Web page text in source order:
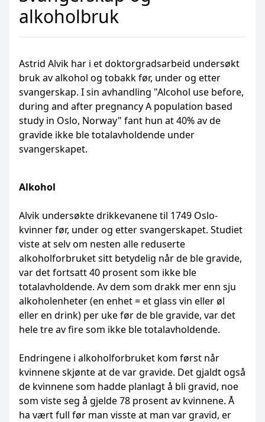
alkoholbruk
Astrid Alvik har i et doktorgradsarbeid undersøkt
bruk av alkohol og tobakk før, under og etter
svangerskap. I sin avhandling "Alcohol use before,
during and after pregnancy A population based
study in Oslo, Norway" fant hun at 40% av de
gravide ikke ble totalavholdende under
svangerskapet.
Alkohol
Alvik undersøkte drikkevanene til 1749 Oslo-
kvinner før, under og etter svangerskapet. Studiet
viste at selv om nesten alle reduserte
alkoholforbruket sitt betydelig når de ble gravide,
var det fortsatt 40 prosent som ikke ble
totalavholdende. Av dem som drakk mer enn sju
alkoholenheter (en enhet = et glass vin eller øl
eller en drink) per uke før de ble gravide, var det
hele tre av fire som ikke ble totalavholdende.
Endringene i alkoholforbruket kom først når
kvinnene skjønte at de var gravide. Det gjaldt også
de kvinnene som hadde planlagt å bli gravid, noe
som viste seg å gjelde 78 prosent av kvinnene. Å
ha vært full før man visste at man var gravid, er